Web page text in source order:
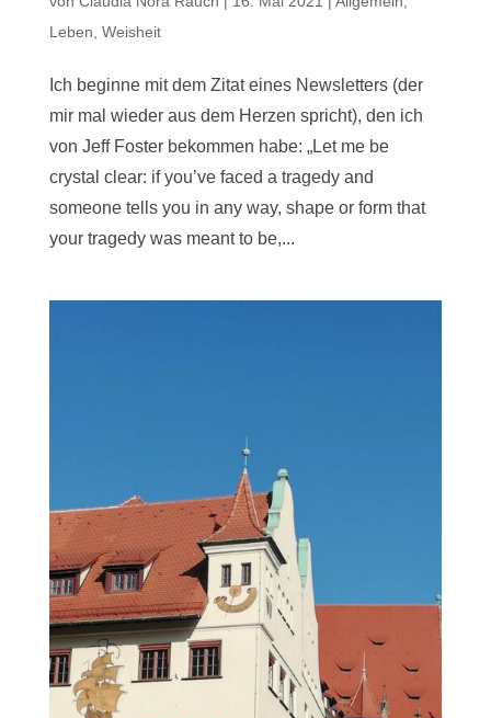
Leben Weisheit
Ich beginne mit dem Zitat eines Newsletters (der
mir mal wieder aus dem Herzen spricht), den ich
von Jeff Foster bekommen habe: „Let me be
crystal clear: if you’ve faced a tragedy and
someone tells you in any way, shape or form that
your tragedy was meant to be,...